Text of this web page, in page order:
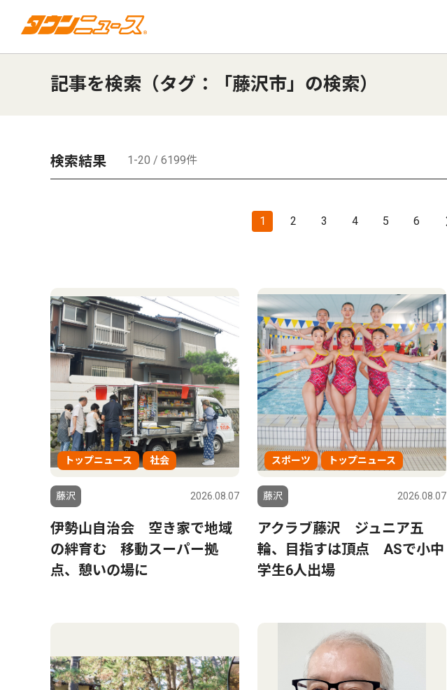
記事を検索（タグ：「藤沢市」の検索）
検索結果 1-20 / 6199件
1 2 3 4 5 6
トップニュース 社会
藤沢 2026.08.07
伊勢山自治会 空き家で地域
の絆育む 移動スーパー拠
点、憩いの場に
スポーツ トップニュース
藤沢 2026.08.07
アクラブ藤沢 ジュニア五
輪、目指すは頂点 ASで小中
学生6人出場